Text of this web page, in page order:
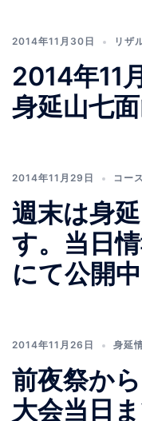
2014年11月30日 リザ
2014年11
身延山七
2014年11月29日 コー
週末は身
す。当日
にて公開中
2014年11月26日 身延
前夜祭か
大会当日